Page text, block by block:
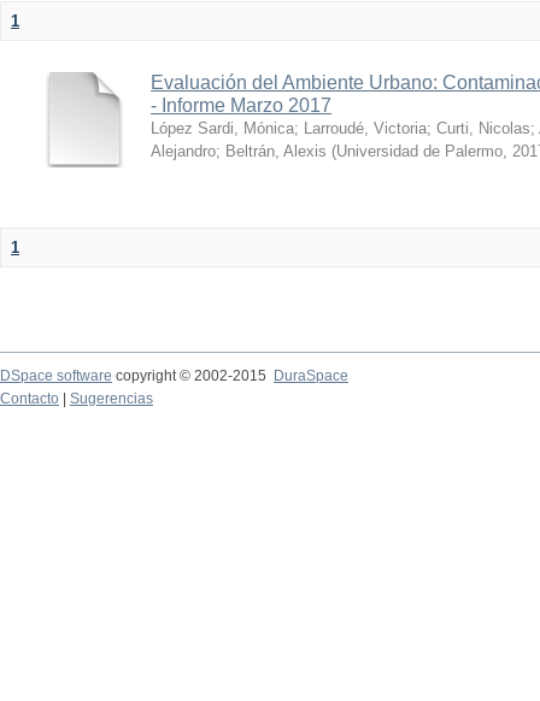
1
Evaluación del Ambiente Urbano:
- Informe Marzo 2017
López Sardi, Mónica; Larroudé, Victoria; Curti, Nicolas;
Alejandro; Beltrán, Alexis (Universidad de Palermo,
1
DSpace software copyright © 2002-2015
DuraSpace
Contacto
Sugerencias